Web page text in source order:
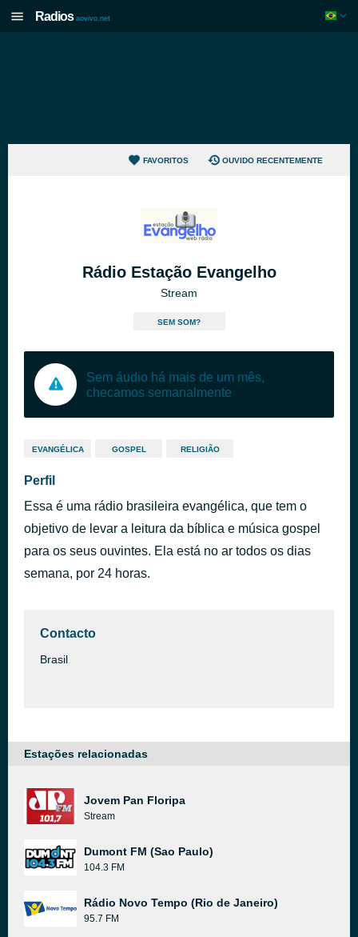
Radios aovivo.net
FAVORITOS OUVIDO RECENTEMENTE
Rádio Estação Evangelho
Stream
SEM SOM?
Sem áudio há mais de um mês,
checamos semanalmente
EVANGÉLICA GOSPEL RELIGIÃO
Perfil
Essa é uma rádio brasileira evangélica, que tem o
objetivo de levar a leitura da bíblica e música gospel
para os seus ouvintes. Ela está no ar todos os dias
semana, por 24 horas.
Contacto
Brasil
Estações relacionadas
Jovem Pan Floripa
Stream
Dumont FM (Sao Paulo)
104.3 FM
Rádio Novo Tempo (Rio de Janeiro)
95.7 FM